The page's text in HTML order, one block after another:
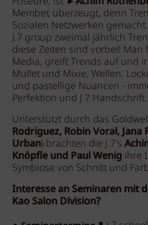
Member, überzeugt, denn
Sozialen Netzwerken
J.7 group zweimal jährlich
diese Zeiten sind vorbei! Man
Media, greift Trends auf und
Mullet und Mixie, Wellen,
und pastellige Nuancen -
Perfektion und J.7 Handschrift.
Unterstützt durch das
Rodriguez, Robin Voral, Jana
Urban) brachten die J.7's
Knöpfle und Paul Wenig ihre
Symbiose von Schnitt und
Interesse an Seminaren mit
Kao Salon Division?